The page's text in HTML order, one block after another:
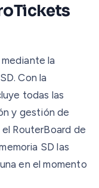
la
Con la
todas las
y gestión de
RouterBoard de
SD las
en el momento